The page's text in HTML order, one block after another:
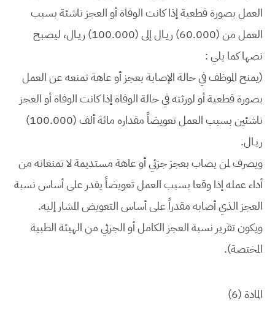
العمل بصورة قطعية إذا كانت الوفاة أو العجز ناشئة بسبب
العمل من (60.000) ريـال إلى (100.000) ريـال، ليصبح
نصها كما يلي :
(يمنح الموظف في حالة الإصابة بعجز أو عاهة تمنعه عن العمل
بصورة قطعية أو لورثته في حالة الوفاة إذا كانت الوفاة أو العجز
ناشئين بسبب العمل تعويضاً مقداره مائة ألف (100.000)
ريـال.
ويصرف لمن يصاب بعجز جزئي أو عاهة مستديمة لا تمنعانه من
أداء عمله إذا وقعا بسبب العمل تعويضاً يقدر على أساس نسبة
العجز الذي أصابه مقدراً على أساس التعويض المشار إليه.
ويكون تقرير نسبة العجز الكامل أو الجزئي من الهيئة الطبية
المختصة).
المادة (6)